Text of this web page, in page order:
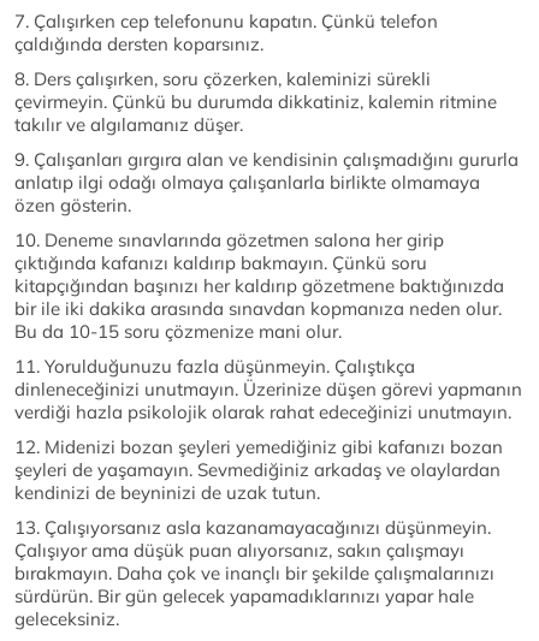
7. Çalışırken cep telefonunu kapatın. Çünkü telefon
çaldığında dersten koparsınız.
8. Ders çalışırken, soru çözerken, kaleminizi sürekli
çevirmeyin. Çünkü bu durumda dikkatiniz, kalemin ritmine
takılır ve algılamanız düşer.
9. Çalışanları gırgıra alan ve kendisinin çalışmadığını gururla
anlatıp ilgi odağı olmaya çalışanlarla birlikte olmamaya
özen gösterin.
10. Deneme sınavlarında gözetmen salona her girip
çıktığında kafanızı kaldırıp bakmayın. Çünkü soru
kitapçığından başınızı her kaldırıp gözetmene baktığınızda
bir ile iki dakika arasında sınavdan kopmanıza neden olur.
Bu da 10-15 soru çözmenize mani olur.
11. Yorulduğunuzu fazla düşünmeyin. Çalıştıkça
dinleneceğinizi unutmayın. Üzerinize düşen görevi yapmanın
verdiği hazla psikolojik olarak rahat edeceğinizi unutmayın.
12. Midenizi bozan şeyleri yemediğiniz gibi kafanızı bozan
şeyleri de yaşamayın. Sevmediğiniz arkadaş ve olaylardan
kendinizi de beyninizi de uzak tutun.
13. Çalışıyorsanız asla kazanamayacağınızı düşünmeyin.
Çalışıyor ama düşük puan alıyorsanız, sakın çalışmayı
bırakmayın. Daha çok ve inançlı bir şekilde çalışmalarınızı
sürdürün. Bir gün gelecek yapamadıklarınızı yapar hale
geleceksiniz.